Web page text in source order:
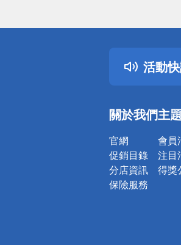
活動
關於我們
官網
促銷目錄
分店資訊
保險服務
主
會員
注目
得獎